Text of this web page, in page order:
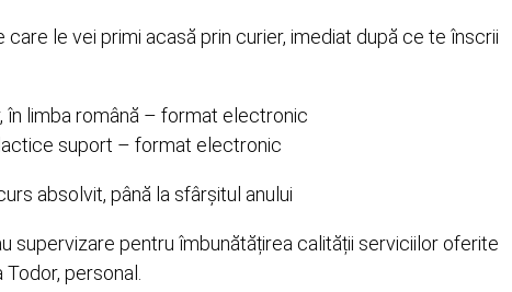
le vei primi acasă prin curier, imediat după ce te înscrii
în limba română – format electronic
suport – format electronic
absolvit, până la sfârșitul anului
supervizare pentru îmbunătățirea calității serviciilor oferite
personal.